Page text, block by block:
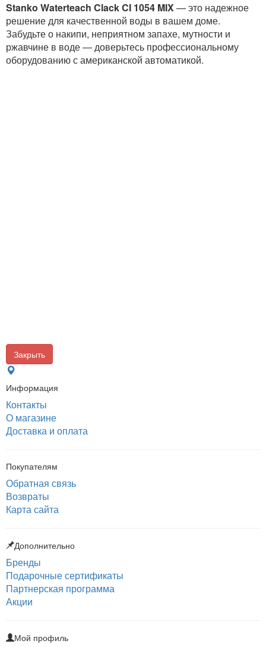
Stanko Waterteach Clack CI 1054 MIX— это надежное
решение для качественной воды в вашем доме.
Забудьте о накипи, неприятном запахе, мутности и
ржавчине в воде — доверьтесь профессиональному
оборудованию с американской автоматикой.
Закрыть
Информация
Контакты
О магазине
Доставка и оплата
Покупателям
Обратная связь
Возвраты
Карта сайта
Дополнительно
Бренды
Подарочные сертификаты
Партнерская программа
Акции
Мой профиль